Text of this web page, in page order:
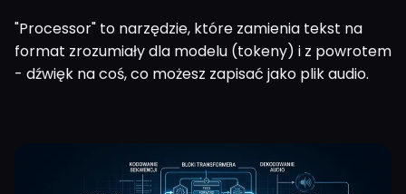
"Processor" to narzędzie, które zamienia tekst na
format zrozumiały dla modelu (tokeny) i z powrotem
- dźwięk na coś, co możesz zapisać jako plik audio.